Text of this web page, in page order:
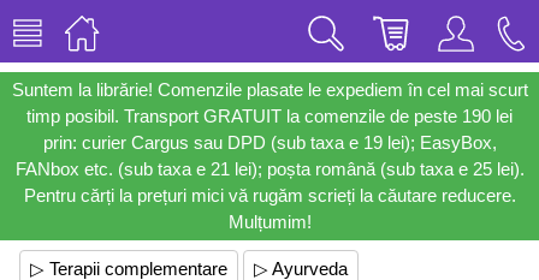
Suntem la librărie! Comenzile plasate le expediem în cel mai scurt
timp posibil. Transport GRATUIT la comenzile de peste 190 lei
prin: curier Cargus sau DPD (sub taxa e 19 lei); EasyBox,
FANbox etc. (sub taxa e 21 lei); poșta română (sub taxa e 25 lei).
Pentru cărți la prețuri mici vă rugăm scrieți la căutare reducere.
Mulțumim!
▷ Terapii complementare ▷ Ayurveda